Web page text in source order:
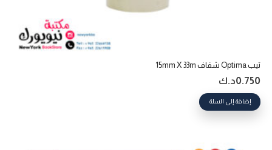
تيب Optima شفاف 15mm X 33m
0.750د.ك
إضافة إلى السلة